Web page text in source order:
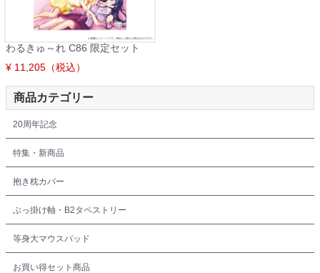
わるきゅ～れ C86 限定セット
¥ 11,205（税込）
商品カテゴリー
20周年記念
特集・新商品
抱き枕カバー
ぶっ掛け軸・B2タペストリー
等身大マウスパッド
お買い得セット商品